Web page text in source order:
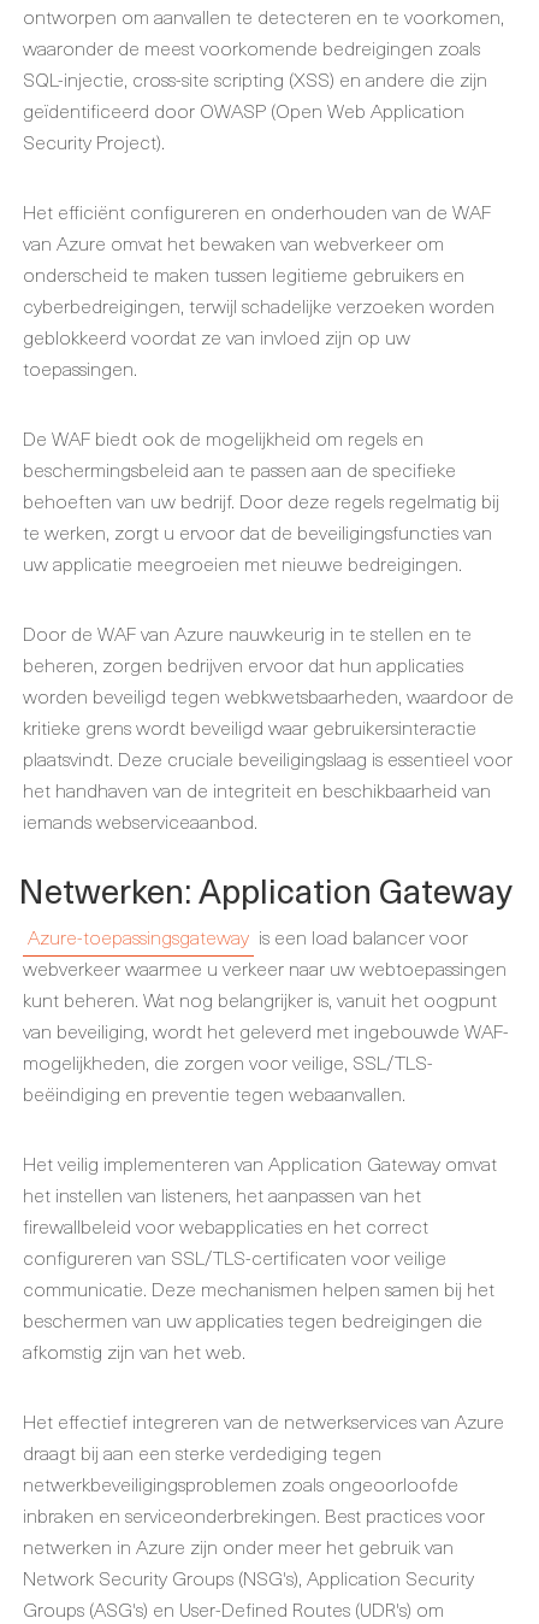
ontworpen om aanvallen te detecteren en te voorkomen,
waaronder de meest voorkomende bedreigingen zoals
SQL-injectie, cross-site scripting (XSS) en andere die zijn
geïdentificeerd door OWASP (Open Web Application
Security Project).
Het efficiënt configureren en onderhouden van de WAF
van Azure omvat het bewaken van webverkeer om
onderscheid te maken tussen legitieme gebruikers en
cyberbedreigingen, terwijl schadelijke verzoeken worden
geblokkeerd voordat ze van invloed zijn op uw
toepassingen.
De WAF biedt ook de mogelijkheid om regels en
beschermingsbeleid aan te passen aan de specifieke
behoeften van uw bedrijf. Door deze regels regelmatig bij
te werken, zorgt u ervoor dat de beveiligingsfuncties van
uw applicatie meegroeien met nieuwe bedreigingen.
Door de WAF van Azure nauwkeurig in te stellen en te
beheren, zorgen bedrijven ervoor dat hun applicaties
worden beveiligd tegen webkwetsbaarheden, waardoor de
kritieke grens wordt beveiligd waar gebruikersinteractie
plaatsvindt. Deze cruciale beveiligingslaag is essentieel voor
het handhaven van de integriteit en beschikbaarheid van
iemands webserviceaanbod.
Netwerken: Application Gateway
Azure-toepassingsgateway is een load balancer voor
webverkeer waarmee u verkeer naar uw webtoepassingen
kunt beheren. Wat nog belangrijker is, vanuit het oogpunt
van beveiliging, wordt het geleverd met ingebouwde WAF-
mogelijkheden, die zorgen voor veilige, SSL/TLS-
beëindiging en preventie tegen webaanvallen.
Het veilig implementeren van Application Gateway omvat
het instellen van listeners, het aanpassen van het
firewallbeleid voor webapplicaties en het correct
configureren van SSL/TLS-certificaten voor veilige
communicatie. Deze mechanismen helpen samen bij het
beschermen van uw applicaties tegen bedreigingen die
afkomstig zijn van het web.
Het effectief integreren van de netwerkservices van Azure
draagt bij aan een sterke verdediging tegen
netwerkbeveiligingsproblemen zoals ongeoorloofde
inbraken en serviceonderbrekingen. Best practices voor
netwerken in Azure zijn onder meer het gebruik van
Network Security Groups (NSG's), Application Security
Groups (ASG's) en User-Defined Routes (UDR's) om